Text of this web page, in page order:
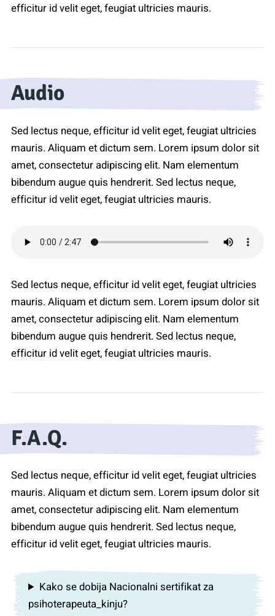
efficitur id velit eget, feugiat ultricies mauris.
Audio
Sed lectus neque, efficitur id velit eget, feugiat ultricies
mauris. Aliquam et dictum sem. Lorem ipsum dolor sit
amet, consectetur adipiscing elit. Nam elementum
bibendum augue quis hendrerit. Sed lectus neque,
efficitur id velit eget, feugiat ultricies mauris.
Sed lectus neque, efficitur id velit eget, feugiat ultricies
mauris. Aliquam et dictum sem. Lorem ipsum dolor sit
amet, consectetur adipiscing elit. Nam elementum
bibendum augue quis hendrerit. Sed lectus neque,
efficitur id velit eget, feugiat ultricies mauris.
F.A.Q.
Sed lectus neque, efficitur id velit eget, feugiat ultricies
mauris. Aliquam et dictum sem. Lorem ipsum dolor sit
amet, consectetur adipiscing elit. Nam elementum
bibendum augue quis hendrerit. Sed lectus neque,
efficitur id velit eget, feugiat ultricies mauris.
Kako se dobija Nacionalni sertifikat za
psihoterapeuta_kinju?